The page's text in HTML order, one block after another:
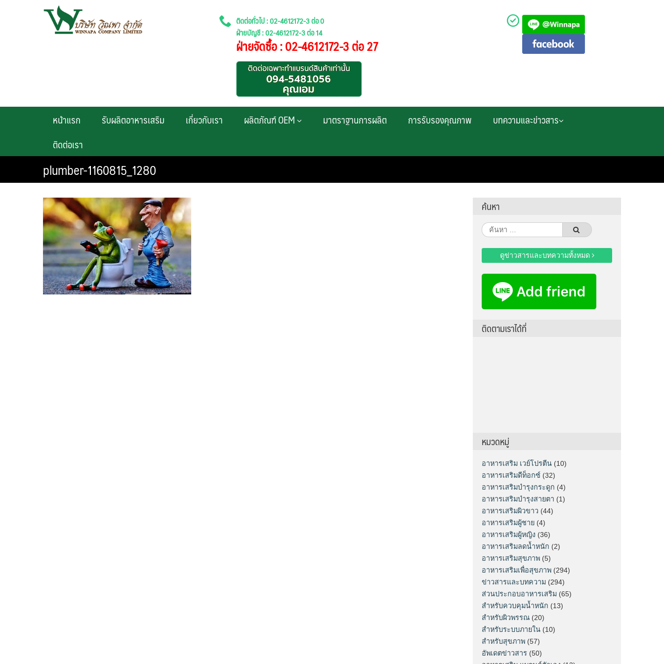
ติดต่อทั่วไป : 02-4612172-3 ต่อ 0
ฝ่ายบัญชี : 02-4612172-3 ต่อ 14
ฝ่ายจัดซื้อ : 02-4612172-3 ต่อ 27
หน้าแรก รับผลิตอาหารเสริม เกี่ยวกับเรา ผลิตภัณฑ์ OEM มาตราฐานการผลิต การรับรองคุณภาพ
บทความและข่าวสาร
ติดต่อเรา
plumber-1160815_1280
ค้นหา
ค้นหา
สำหรับ:
ดูข่าวสารและบทความทั้งหมด
ติดตามเราได้ที่
หมวดหมู่
อาหารเสริม เวย์โปรตีน (10)
อาหารเสริมดีท็อกซ์ (32)
อาหารเสริมบำรุงกระดูก (4)
อาหารเสริมบำรุงสายตา (1)
อาหารเสริมผิวขาว (44)
อาหารเสริมผู้ชาย (4)
อาหารเสริมผู้หญิง (36)
อาหารเสริมลดน้ำหนัก (2)
อาหารเสริมสุขภาพ (5)
อาหารเสริมเพื่อสุขภาพ (294)
ข่าวสารและบทความ (294)
ส่วนประกอบอาหารเสริม (65)
สำหรับควบคุมน้ำหนัก (13)
สำหรับผิวพรรณ (20)
สำหรับระบบภายใน (10)
สำหรับสุขภาพ (57)
อัพเดตข่าวสาร (50)